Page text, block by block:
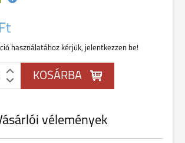
használatához kérjük, jelentkezzen be!
vélemények